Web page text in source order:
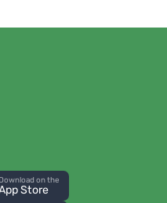
Download on the
Store